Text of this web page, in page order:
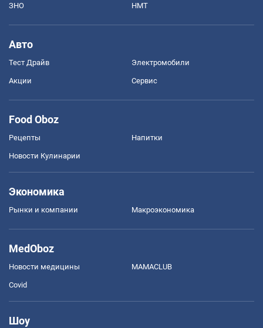
ЗНО НМТ
Авто
Тест Драйв Электромобили
Акции Сервис
Food Oboz
Рецепты Напитки
Новости Кулинарии
Экономика
Рынки и компании Mакроэкономика
MedOboz
Новости медицины MAMACLUB
Covid
Шоу